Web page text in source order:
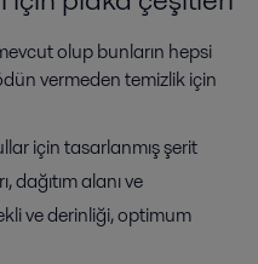
olup bunların hepsi
vermeden temizlik için
için tasarlanmış şerit
dağıtım alanı ve
ve derinliği, optimum